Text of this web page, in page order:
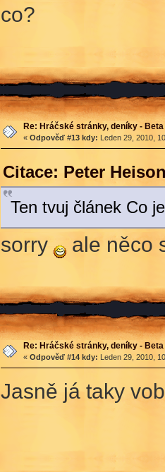
co?
Re: Hráčské stránky, deníky - Beta
« Odpověď #13 kdy: Leden 29, 2010,
Citace: Peter
Ten tvuj článek Co
sorry ale něco
Re: Hráčské stránky, deníky - Beta
« Odpověď #14 kdy: Leden 29, 2010,
Jasně já taky